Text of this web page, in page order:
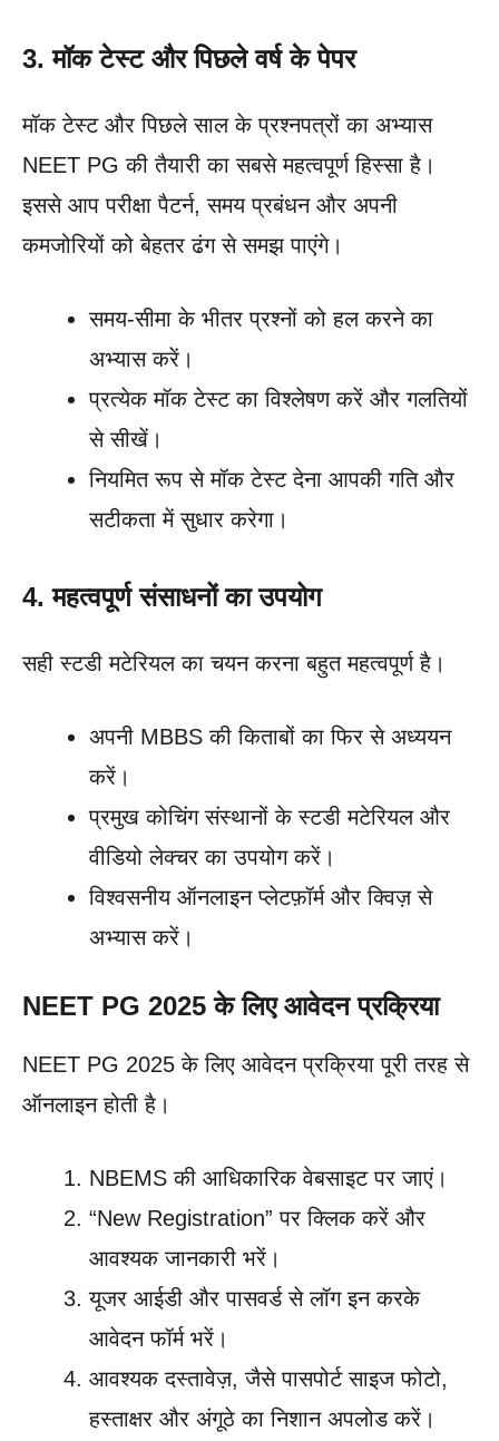
3. मॉक टेस्ट और पिछले वर्ष के पेपर
मॉक टेस्ट और पिछले साल के प्रश्नपत्रों का अभ्यास
NEET PG की तैयारी का सबसे महत्वपूर्ण हिस्सा है।
इससे आप परीक्षा पैटर्न, समय प्रबंधन और अपनी
कमजोरियों को बेहतर ढंग से समझ पाएंगे।
समय-सीमा के भीतर प्रश्नों को हल करने का
अभ्यास करें।
प्रत्येक मॉक टेस्ट का विश्लेषण करें और गलतियों
से सीखें।
नियमित रूप से मॉक टेस्ट देना आपकी गति और
सटीकता में सुधार करेगा।
4. महत्वपूर्ण संसाधनों का उपयोग
सही स्टडी मटेरियल का चयन करना बहुत महत्वपूर्ण है।
अपनी MBBS की किताबों का फिर से अध्ययन
करें।
प्रमुख कोचिंग संस्थानों के स्टडी मटेरियल और
वीडियो लेक्चर का उपयोग करें।
विश्वसनीय ऑनलाइन प्लेटफ़ॉर्म और क्विज़ से
अभ्यास करें।
NEET PG 2025 के लिए आवेदन प्रक्रिया
NEET PG 2025 के लिए आवेदन प्रक्रिया पूरी तरह से
ऑनलाइन होती है।
NBEMS की आधिकारिक वेबसाइट पर जाएं।
“New Registration” पर क्लिक करें और
आवश्यक जानकारी भरें।
यूजर आईडी और पासवर्ड से लॉग इन करके
आवेदन फॉर्म भरें।
आवश्यक दस्तावेज़, जैसे पासपोर्ट साइज फोटो,
हस्ताक्षर और अंगूठे का निशान अपलोड करें।